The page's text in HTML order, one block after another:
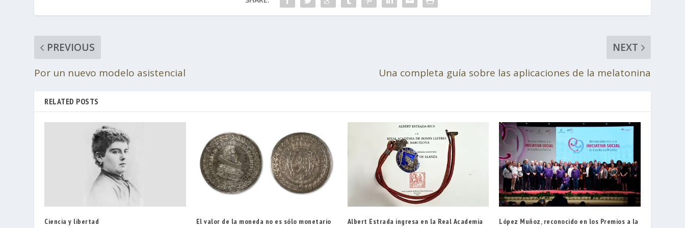
PREVIOUS
Por un nuevo modelo asistencial
NEXT
Una completa guía sobre las aplicaciones de la melatonina
RELATED POSTS
Ciencia y libertad El valor de la moneda no es sólo monetario
Albert Estrada ingresa en la Real Academia
López Muñoz, reconocido en los Premios a la